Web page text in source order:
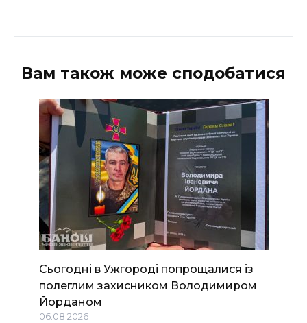
Вам також може сподобатися
Сьогодні в Ужгороді попрощалися із
полеглим захисником Володимиром
Йорданом
06.08.2026